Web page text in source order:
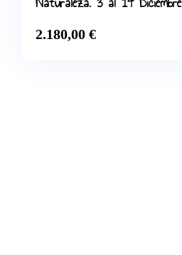
2.180,00 €